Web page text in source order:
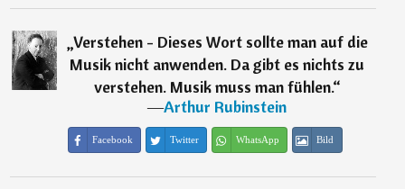
„Verstehen - Dieses Wort sollte man auf die
Musik nicht anwenden. Da gibt es nichts zu
verstehen. Musik muss man fühlen.“
―Arthur Rubinstein
Facebook Twitter WhatsApp Bild